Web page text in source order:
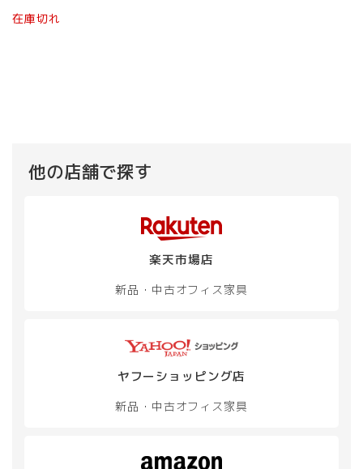
在庫切れ
他の店舗で探す
楽天市場店
新品・中古オフィス家具
ヤフーショッピング店
新品・中古オフィス家具